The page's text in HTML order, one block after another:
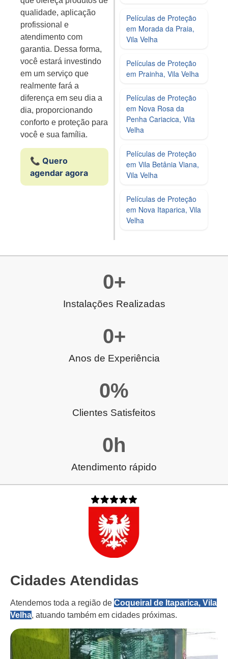
qualidade, aplicação
profissional e
atendimento com
garantia. Dessa forma,
você estará investindo
em um serviço que
realmente fará a
diferença em seu dia a
dia, proporcionando
conforto e proteção para
você e sua família.
📞 Quero
agendar agora
Películas de Proteção
em Morada da Praia,
Vila Velha
Películas de Proteção
em Prainha, Vila Velha
Películas de Proteção
em Nova Rosa da
Penha Cariacica, Vila
Velha
Películas de Proteção
em Vila Betânia Viana,
Vila Velha
Películas de Proteção
em Nova Itaparica, Vila
Velha
Instalações Realizadas
0+
Anos de Experiência
0+
Clientes Satisfeitos
0%
Atendimento rápido
0h
Cidades Atendidas
Atendemos toda a região de Coqueiral de Itaparica, Vila
Velha, atuando também em cidades próximas.